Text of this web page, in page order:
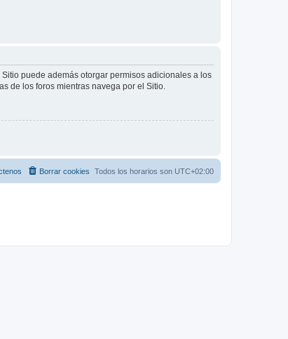
puede además otorgar permisos adicionales a los
de los foros mientras navega por el Sitio.
Todos los horarios son UTC+02:00
Borrar cookies